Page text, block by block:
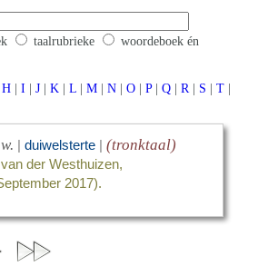
taalrubrieke
woordeboek én
H | I | J | K | L | M | N | O | P | Q | R | S | T |
|duiwelsterte | (tronktaal)
der Westhuizen,
2017).